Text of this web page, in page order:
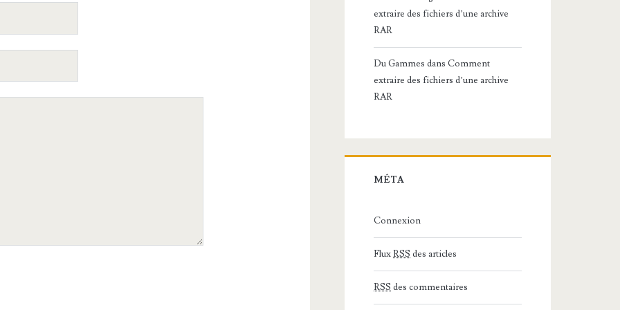
extraire des fichiers d’une archive
RAR
Du Gammes dansComment
extraire des fichiers d’une archive
RAR
MÉTA
Connexion
FluxRSS des articles
RSS des commentaires